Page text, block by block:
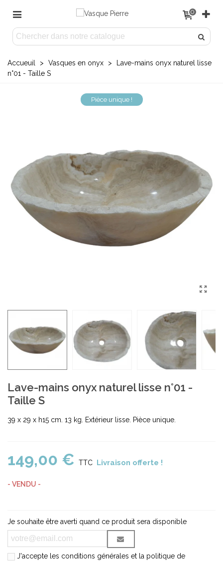
0
Accueuil > Vasques en onyx >
Lave-mains onyx naturel lisse
n°01 - Taille S
Pièce unique !
Lave-mains onyx naturel lisse n°01 -
Taille S
39 x 29 x h15 cm. 13 kg. Extérieur lisse. Pièce unique.
149,00 € TTC Livraison offerte !
- VENDU -
Je souhaite être averti quand ce produit sera disponible
J'accepte les conditions générales et la politique de